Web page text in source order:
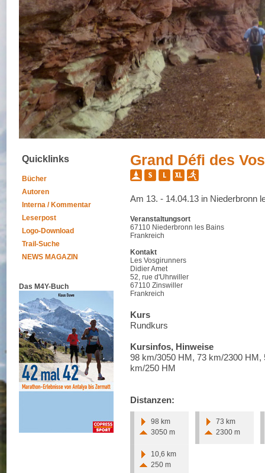
Quicklinks
Bücher
Autoren
Interna / Kommentar
Leserpost
Logo-Download
Trail-Suche
NEWS MAGAZIN
Das M4Y-Buch
Grand Défi des
Am 13. - 14.04.13 in Niederbronn
Veranstaltungsort
67110 Niederbronn les Bains
Frankreich
Kontakt
Les Vosgirunners
Didier Amet
52, rue d'Uhrwiller
67110 Zinswiller
Frankreich
Kurs
Rundkurs
Kursinfos, Hinweise
98 km/3050 HM, 73 km/2300
km/250 HM
Distanzen:
98 km
3050 m
73 km
2300 m
10,6 km
250 m